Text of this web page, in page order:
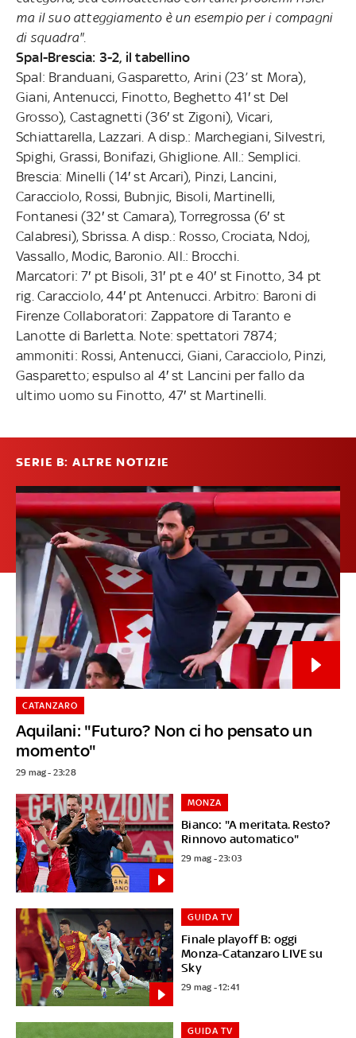
ma il suo atteggiamento è un esempio per i compagni
di squadra".
Spal-Brescia: 3-2, il tabellino
Spal: Branduani, Gasparetto, Arini (23’ st Mora),
Giani, Antenucci, Finotto, Beghetto 41′ st Del
Grosso), Castagnetti (36′ st Zigoni), Vicari,
Schiattarella, Lazzari. A disp.: Marchegiani, Silvestri,
Spighi, Grassi, Bonifazi, Ghiglione. All.: Semplici.
Brescia: Minelli (14′ st Arcari), Pinzi, Lancini,
Caracciolo, Rossi, Bubnjic, Bisoli, Martinelli,
Fontanesi (32′ st Camara), Torregrossa (6′ st
Calabresi), Sbrissa. A disp.: Rosso, Crociata, Ndoj,
Vassallo, Modic, Baronio. All.: Brocchi.
Marcatori: 7′ pt Bisoli, 31′ pt e 40′ st Finotto, 34 pt
rig. Caracciolo, 44′ pt Antenucci. Arbitro: Baroni di
Firenze Collaboratori: Zappatore di Taranto e
Lanotte di Barletta. Note: spettatori 7874;
ammoniti: Rossi, Antenucci, Giani, Caracciolo, Pinzi,
Gasparetto; espulso al 4′ st Lancini per fallo da
ultimo uomo su Finotto, 47′ st Martinelli.
SERIE B: ALTRE NOTIZIE
Aquilani: "Futuro? Non ci ho pensato un
momento"
CATANZARO
29 mag - 23:28
Bianco: "A meritata. Resto?
Rinnovo automatico"
MONZA
29 mag - 23:03
Finale playoff B: oggi
Monza-Catanzaro LIVE su
Sky
GUIDA TV
29 mag - 12:41
GUIDA TV